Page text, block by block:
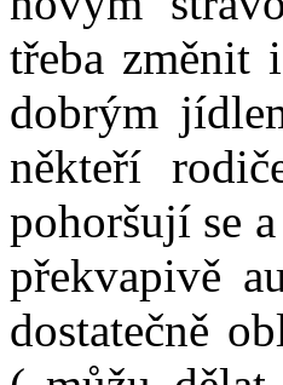
třeba změnit
dobrým
někteří
pohoršují se
překvapivě
dostatečně